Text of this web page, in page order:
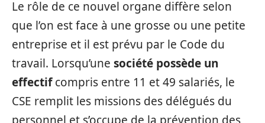
Le rôle de ce nouvel organe diffère selon
que l’on est face à une grosse ou une petite
entreprise et il est prévu par le Code du
travail. Lorsqu’une société possède un
effectifcompris entre 11 et 49 salariés, le
CSE remplit les missions des délégués du